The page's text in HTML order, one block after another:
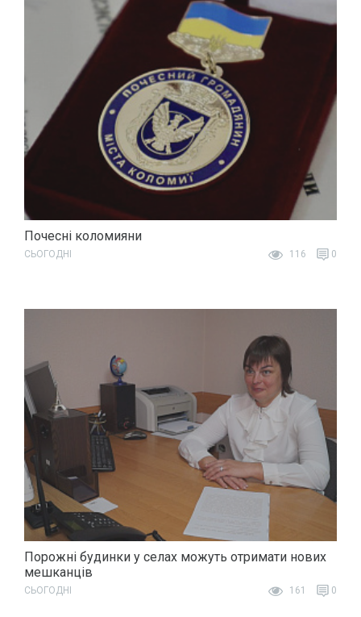
Почесні коломияни
СЬОГОДНІ 116 0
Порожні будинки у селах можуть отримати нових
мешканців
СЬОГОДНІ 161 0